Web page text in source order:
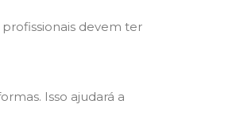
devem ter
Isso ajudará a